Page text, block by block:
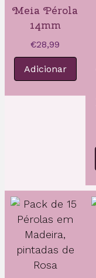
Meia Pérola
14mm
€28,99
Adicionar